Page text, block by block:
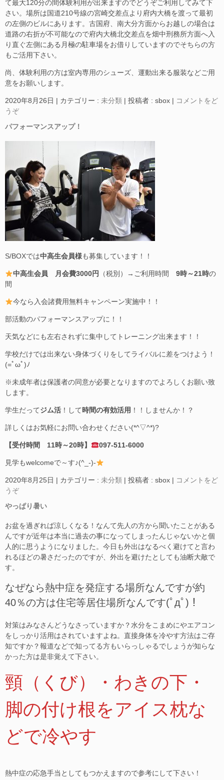
て最大120分の間体験利用が出来ますのでどうぞご利用してみて下
さい。場所は国道210号線の宮崎交差点より府内大橋を渡って最初
の左側のビルにあります。古国府、南大分方面からお越しの場合は
道路の右折が不可能なので府内大橋北交差点を畑中刑務所方面へ入
り直ぐ左側にある月極の駐車場をお借りしていますのでそちらの方
もご活用下さい。
尚、体験利用の方は室内専用のシューズ、運動出来る服装などご用
意をお願いします。
2020年8月26日 | カテゴリー : 未分類 | 投稿者 : sbox | コメントをど
うぞ
パフォーマンスアップ！
S/BOXでは中高生会員様も募集しています！！
中高生会員 月会費3000円 （税別）→ご利用時間 9時～21時の
間
今なら入会諸費用無料キャンペーン実施中！！
部活動のパフォーマンスアップに！！
天気などにも左右されずに集中してトレーニング出来ます！！
学校だけでは出来ない身体づくりをしてライバルに差をつけよう！
(=ﾟωﾟ)ﾉ
※未成年者は保護者の同意が必要となりますのでよろしくお願い致
します。
学生だってジム活 ！して時間の有効活用 ！！しませんか！？
詳しくはお気軽にお問い合わせください(*^▽^*)?
【受付時間 11時～20時】 097-511-6000
見学もwelcomeで～す♪(^_-)-
2020年8月25日 | カテゴリー : 未分類 | 投稿者 : sbox | コメントをど
うぞ
やっぱり暑い
お盆を過ぎれば涼しくなる！なんて先人の方から聞いたことがある
んですが近年は本当に過去の事になってしまったんじゃないかと個
人的に思うようになりました。今日も外出はなるべく避けてと言わ
れるほどの暑さだったのですが、外出を避けたとしても油断大敵で
す。
なぜなら熱中症を発症する場所なんですが約
40％の方は住宅等居住場所なんです(ﾟдﾟ)！
対策はみなさんどうなさっていますか？水分をこまめにやエアコン
をしっかり活用はされていますよね。直接身体を冷やす方法はご存
知ですか？報道などで知ってる方もいらっしゃるでしょうが知らな
かった方は是非覚えて下さい。
頸（くび）・わきの下・
脚の付け根をアイス枕な
どで冷やす
熱中症の応急手当としてもつかえますので参考にして下さい！